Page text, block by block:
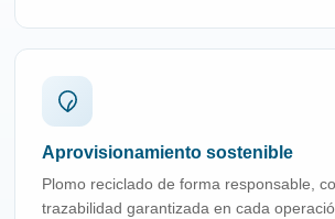
Aprovisionamiento sostenible
Plomo reciclado de forma responsable,
trazabilidad garantizada en cada